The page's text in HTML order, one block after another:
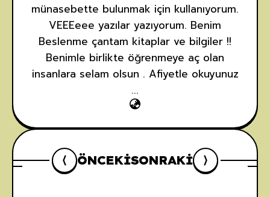
münasebette bulunmak için kullanıyorum.
VEEEeee yazılar yazıyorum. Benim
Beslenme çantam kitaplar ve bilgiler !!
Benimle birlikte öğrenmeye aç olan
insanlara selam olsun . Afiyetle okuyunuz
...
ÖNCEKISONRAKI